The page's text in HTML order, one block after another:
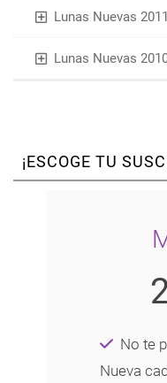
Lunas Nuevas 2011
Lunas Nuevas
¡ESCOGE TU
No te
Nueva